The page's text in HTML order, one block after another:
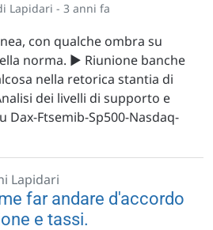
Lapidari - 3 anni fa
con qualche ombra su
norma. ▶️ Riunione banche
nella retorica stantia di
dei livelli di supporto e
Dax-Ftsemib-Sp500-Nasdaq-
Lapidari
far andare d'accordo
e tassi.